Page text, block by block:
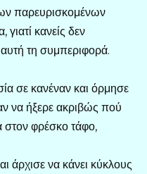
παρευρισκομένων
κανείς δεν
αυτή τη συμπεριφορά.
σε κανέναν και όρμησε
να ήξερε ακριβώς πού
στον φρέσκο τάφο,
άρχισε να κάνει κύκλους